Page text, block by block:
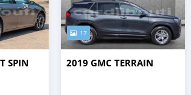
SPIN
17
2019 GMC TERRAIN